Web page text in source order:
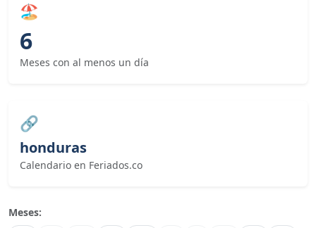
🏖
6
Meses con al menos un día
🔗
honduras
Calendario en Feriados.co
Meses: